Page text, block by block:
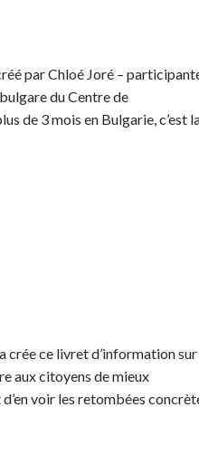
par Chloé Joré –
du Centre de
de 3 mois en Bulgarie, c’est
crée ce livret d’information
aux citoyens de mieux
voir les retombées